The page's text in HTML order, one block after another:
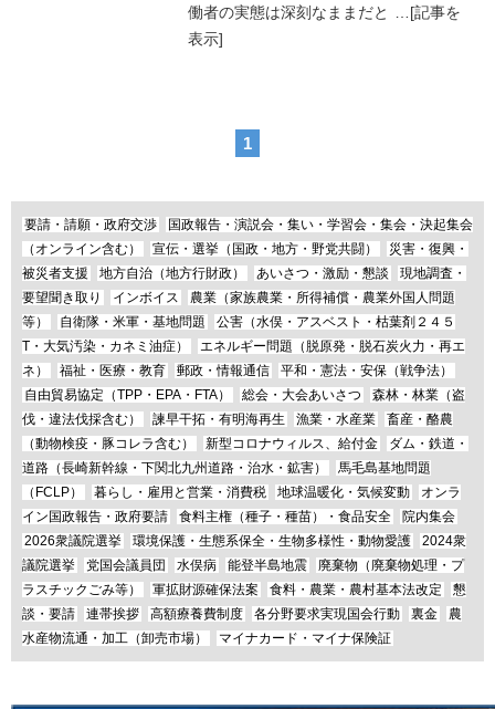
働者の実態は深刻なままだと
… [記事を
表示]
1
要請・請願・政府交渉
国政報告・演説会・集い・学習会・集会・決起集会
（オンライン含む）
宣伝・選挙（国政・地方・野党共闘）
災害・復興・
被災者支援
地方自治（地方行財政） あいさつ・激励・懇談
現地調査・
要望聞き取り
インボイス
農業（家族農業・所得補償・農業外国人問題
等）
自衛隊・米軍・基地問題
公害（水俣・アスベスト・枯葉剤２４５
T・大気汚染・カネミ油症）
エネルギー問題（脱原発・脱石炭火力・再エ
ネ）
福祉・医療・教育 郵政・情報通信
平和・憲法・安保（戦争法）
自由貿易協定（TPP・EPA・FTA）
総会・大会あいさつ
森林・林業（盗
伐・違法伐採含む）
諫早干拓・有明海再生 漁業・水産業
畜産・酪農
（動物検疫・豚コレラ含む）
新型コロナウィルス、給付金
ダム・鉄道・
道路（長崎新幹線・下関北九州道路・治水・鉱害）
馬毛島基地問題
（FCLP）
暮らし・雇用と営業・消費税 地球温暖化・気候変動
オンラ
イン国政報告・政府要請
食料主権（種子・種苗）・食品安全
院内集会
2026衆議院選挙
環境保護・生態系保全・生物多様性・動物愛護
2024衆
議院選挙
党国会議員団 水俣病 能登半島地震
廃棄物（廃棄物処理・プ
ラスチックごみ等）
軍拡財源確保法案 食料・農業・農村基本法改定
懇
談・要請
連帯挨拶 高額療養費制度 各分野要求実現国会行動 裏金
農
水産物流通・加工（卸売市場）
マイナカード・マイナ保険証